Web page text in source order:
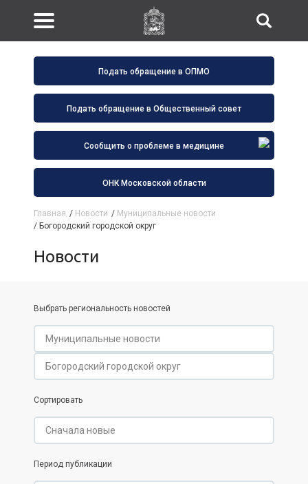
Подать обращение в ОПМО
Подать обращение в Общественный совет
Сообщить о проблеме в медицине
ОНК Московской области
Главная / Новости / Муниципальные новости
/ Богородский городской округ
Новости
Выбрать региональность новостей
Сортировать
Период публикации